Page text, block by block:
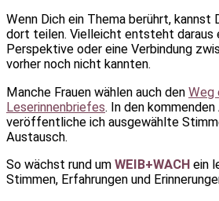
Wenn Dich ein Thema berührt, kannst
dort teilen. Vielleicht entsteht daraus
Perspektive oder eine Verbindung
vorher noch nicht kannten.
Manche Frauen wählen auch den Weg
Leserinnenbriefes. In den
veröffentliche ich ausgewählte
Austausch.
So wächst rund um WEIB+WACH ein
Stimmen, Erfahrungen und